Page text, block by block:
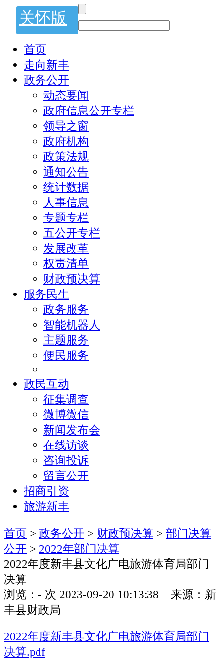
关怀版
首页
走向新丰
政务公开
动态要闻
政府信息公开专栏
领导之窗
政府机构
政策法规
通知公告
统计数据
人事信息
专题专栏
五公开专栏
发展改革
权责清单
财政预决算
服务民生
政务服务
智能机器人
主题服务
便民服务
政民互动
征集调查
微博微信
新闻发布会
在线访谈
咨询投诉
留言公开
招商引资
旅游新丰
首页 > 政务公开 > 财政预决算 > 部门决算
公开 > 2022年部门决算
2022年度新丰县文化广电旅游体育局部门
决算
浏览： - 次 2023-09-20 10:13:38 来源：新
丰县财政局
2022年度新丰县文化广电旅游体育局部门
决算.pdf